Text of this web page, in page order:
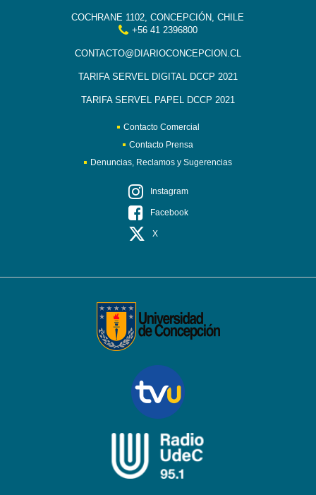
COCHRANE 1102, CONCEPCIÓN, CHILE
+56 41 2396800
CONTACTO@DIARIOCONCEPCION.CL
TARIFA SERVEL DIGITAL DCCP 2021
TARIFA SERVEL PAPEL DCCP 2021
Contacto Comercial
Contacto Prensa
Denuncias, Reclamos y Sugerencias
Instagram
Facebook
X